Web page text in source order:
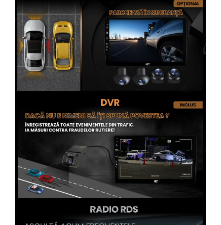
Conectică Skoda
Conectică Honda
Conectică BMW
Conectică BMW
Conectică Chevrolet
Conectică Renault
Conectică Kia